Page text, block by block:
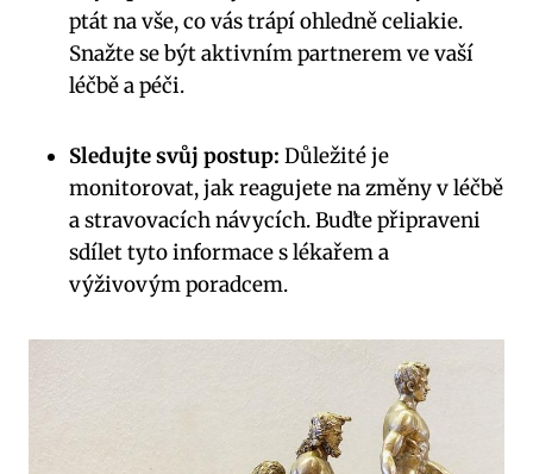
ptát na vše, ⁣co vás trápí ohledně celiakie.
Snažte se být aktivním partnerem ve vaší⁤
léčbě a péči.
Sledujte svůj postup: Důležité je
monitorovat, jak ⁢reagujete na změny⁤ v léčbě
a stravovacích návycích. Buďte připraveni
sdílet tyto informace s lékařem a⁤
výživovým poradcem.